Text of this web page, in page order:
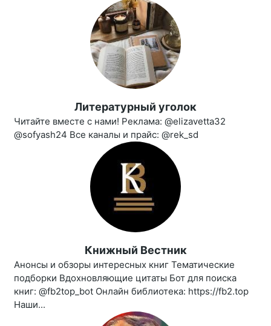
Литературный уголок
Читайте вместе с нами! Реклама: @elizavetta32
@sofyash24 Все каналы и прайс: @rek_sd
Книжный Вестник
Анонсы и обзоры интересных книг Тематические
подборки Вдохновляющие цитаты Бот для поиска
книг: @fb2top_bot Онлайн библиотека: https://fb2.top
Наши...